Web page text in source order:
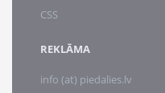
CSS
REKLĀMA
info (at) piedalies.lv